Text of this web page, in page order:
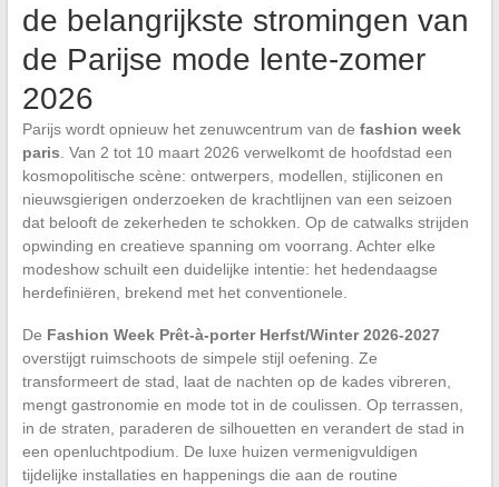
de belangrijkste stromingen van
de Parijse mode lente-zomer
2026
Parijs wordt opnieuw het zenuwcentrum van de fashion week
paris . Van 2 tot 10 maart 2026 verwelkomt de hoofdstad een
kosmopolitische scène: ontwerpers, modellen, stijliconen en
nieuwsgierigen onderzoeken de krachtlijnen van een seizoen
dat belooft de zekerheden te schokken. Op de catwalks strijden
opwinding en creatieve spanning om voorrang. Achter elke
modeshow schuilt een duidelijke intentie: het hedendaagse
herdefiniëren, brekend met het conventionele.
De Fashion Week Prêt-à-porter Herfst/Winter 2026-2027
overstijgt ruimschoots de simpele stijl oefening. Ze
transformeert de stad, laat de nachten op de kades vibreren,
mengt gastronomie en mode tot in de coulissen. Op terrassen,
in de straten, paraderen de silhouetten en verandert de stad in
een openluchtpodium. De luxe huizen vermenigvuldigen
tijdelijke installaties en happenings die aan de routine